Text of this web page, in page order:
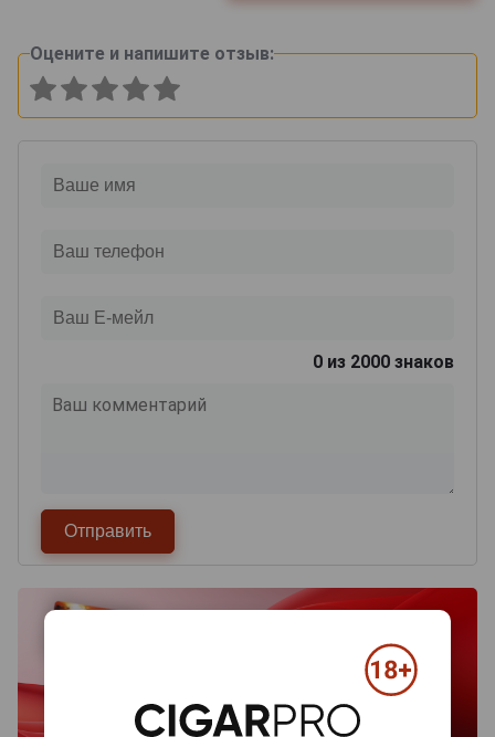
Оцените и напишите отзыв:
0 из 2000 знаков